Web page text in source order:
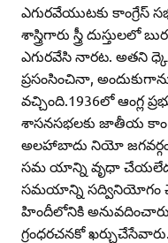
ఎగురవేయుటకు కాంగ్రేస్‌
శాస్త్రిగారు స్త్రీ దుస్తులలో
ఎగురవేసి నారట. అతని
ప్రసంసించినా,
వచ్చింది.1936లో ఆంగ్ల
శాసనసభలకు జాతీయ కాం
అలహాబాదు నియో జగవర్గం
సమ యాన్ని వృధా
సమయాన్ని సద్వినియోగం
హిందీలోనికి
గ్రంధరచనకో